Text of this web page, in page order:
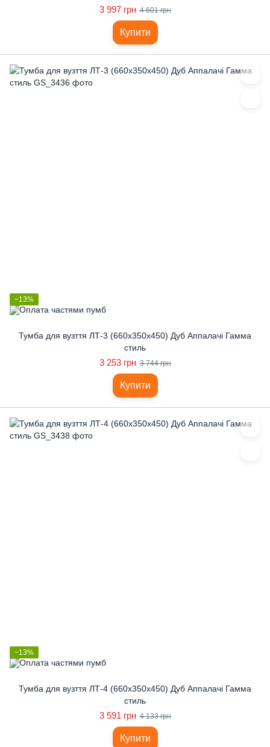
3 997 грн 4 601 грн
Купити
−13%
Тумба для вузття ЛТ-3 (660x350x450) Дуб Аппалачі Гамма
стиль
3 253 грн 3 744 грн
Купити
−13%
Тумба для вузття ЛТ-4 (660x350x450) Дуб Аппалачі Гамма
стиль
3 591 грн 4 133 грн
Купити